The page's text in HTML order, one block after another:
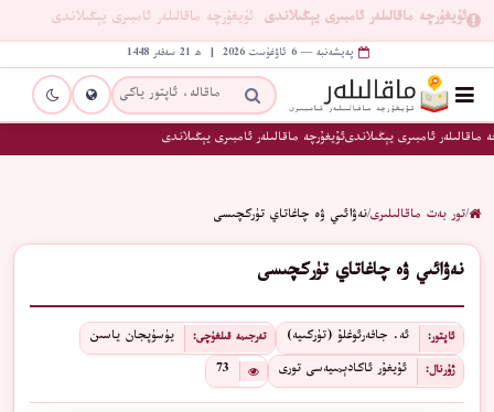
ئۇيغۇرچە ماقالىلەر ئامبىرى يېڭىلاندى ئۇيغۇرچە ماقالىلەر ئامبىرى يېڭىلاندى
پەيشەنبە — 6 ئاۋغۇست 2026 | ھ 21 سەفەر 1448
ماقالىلەر ئامبىرى يېڭىلاندىئۇيغۇرچە ماقالىلەر ئامبىرى يېڭىلاندى
/تور بەت ماقالىلىرى/ﻧﻪﯞﺍﺋﯩﻲ ﯞﻩ ﭼﺎﻏﺎﺗﺎﻱ ﺗﯜﺭﻛﭽﯩﺴﻰ
ﻧﻪﯞﺍﺋﯩﻲ ﯞﻩ ﭼﺎﻏﺎﺗﺎﻱ ﺗﯜﺭﻛﭽﯩﺴﻰ
ئاپتور: ئە. ﺟﺎﻓﻪﺭﺋﻮﻏﻠﯘ (تۈركىيە) تەرجىمە قىلغۇچى: ﻳﯜﺳﯜﭘﺠﺎﻥ ﻳﺎﺳﯩﻦ
ژۇرنال: ئۇيغۇر ئاكادېمىيەسى تورى 73